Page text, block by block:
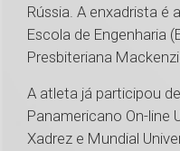
Rússia. A enxadrista é
Escola de Engenharia
Presbiteriana
A atleta já participou
Panamericano On-line
Xadrez e Mundial